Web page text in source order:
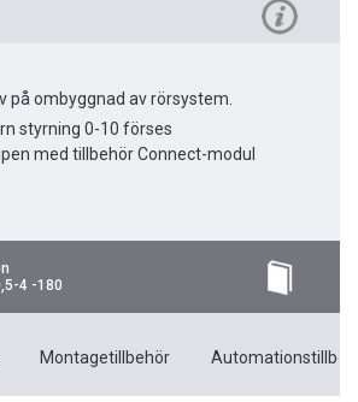
på ombyggnad av rörsystem.
styrning 0-10 förses
med tillbehör Connect-modul
4 -180
Montagetillbehör